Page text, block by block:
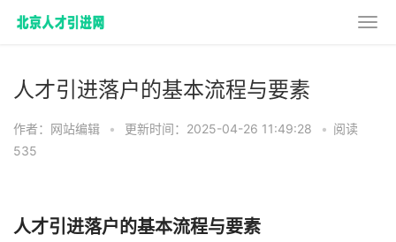
人才引进落户的基本流程与要素
作者：网站编辑 • 更新时间：2025-04-26 11:49:28 • 阅读
535
人才引进落户的基本流程与要素